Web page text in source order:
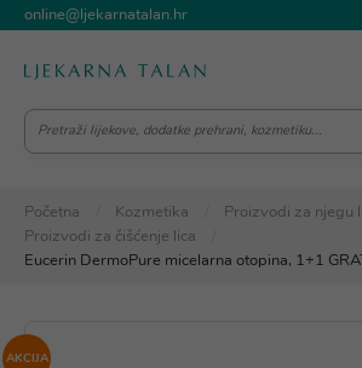
online@ljekarnatalan.hr
Početna Kozmetika
Proizvodi za njegu
Proizvodi za čišćenje lica
Eucerin DermoPure micelarna otopina, 1+1
AKCIJA